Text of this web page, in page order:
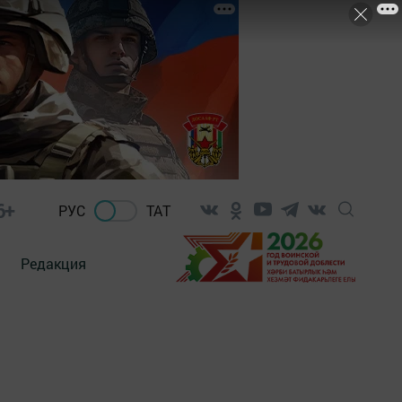
РУС ТАТ
Редакция